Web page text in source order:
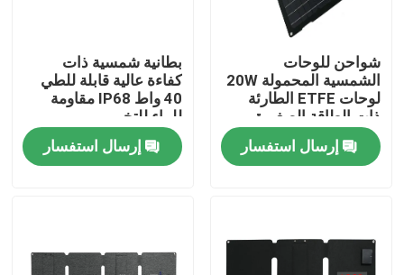
المنتجات
شواحن للوحات
الشمسية المحمولة 20W
لوحات ETFE الطارئة
ذات الطاقة الصغيرة
القابلة للطي
إرسال استفسار
بطانية شمسية ذات
كفاءة عالية قابلة للطي
40 واط IP68 مقاومة
للماء للتخييم
إرسال استفسار